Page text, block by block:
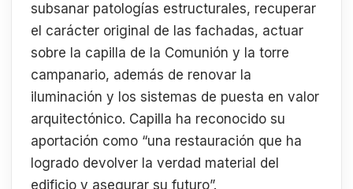
subsanar patologías estructurales, recuperar
el carácter original de las fachadas, actuar
sobre la capilla de la Comunión y la torre
campanario, además de renovar la
iluminación y los sistemas de puesta en valor
arquitectónico. Capilla ha reconocido su
aportación como “una restauración que ha
logrado devolver la verdad material del
edificio y asegurar su futuro”.